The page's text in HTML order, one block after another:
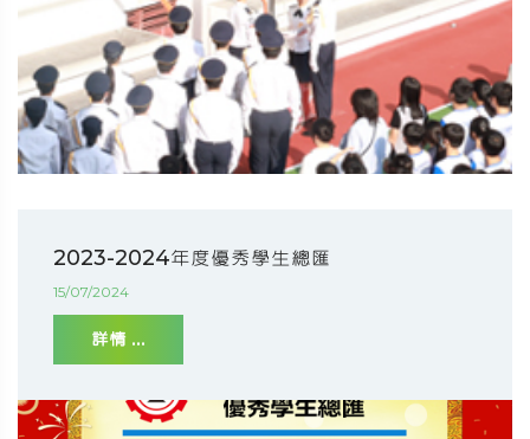
2023-2024年度優秀學生總匯
15/07/2024
詳情 ...